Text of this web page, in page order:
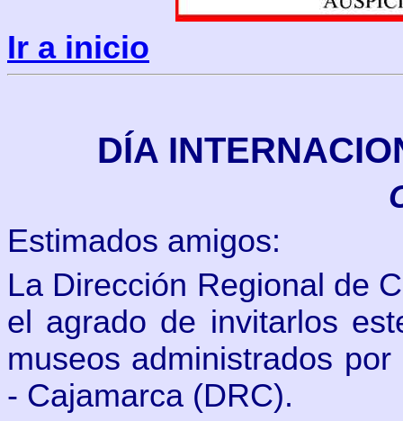
Ir a inicio
DÍA
Estimados amigos:
La Dirección Regional de
el agrado de invitarlos
museos administrados
- Cajamarca (DRC).